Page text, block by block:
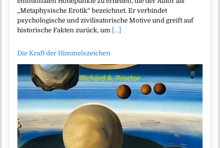
„Metaphysische Erotik“ bezeichnet. Er verbindet
psychologische und zivilisatorische Motive und greift auf
historische Fakten zurück, um [...]
Die Kraft der Himmelszeichen